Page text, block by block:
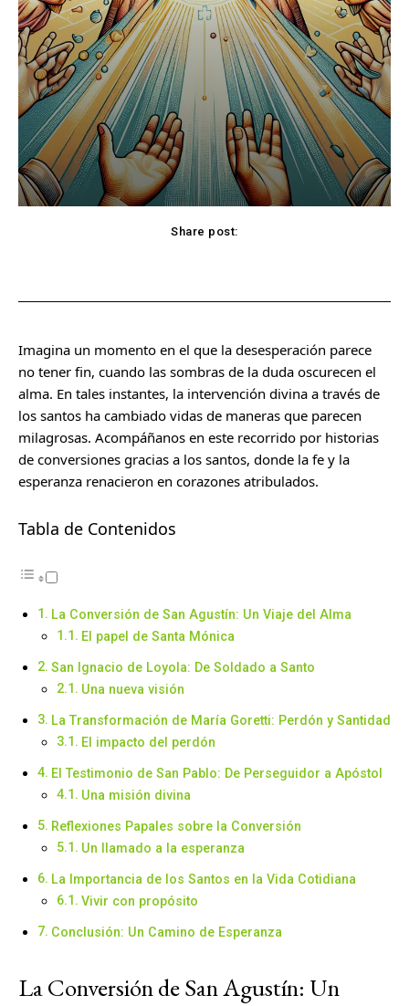
Share post:
Imagina un momento en el que la desesperación parece
no tener fin, cuando las sombras de la duda oscurecen el
alma. En tales instantes, la intervención divina a través de
los santos ha cambiado vidas de maneras que parecen
milagrosas. Acompáñanos en este recorrido por historias
de conversiones gracias a los santos, donde la fe y la
esperanza renacieron en corazones atribulados.
Tabla de Contenidos
La Conversión de San Agustín: Un Viaje del Alma
El papel de Santa Mónica
San Ignacio de Loyola: De Soldado a Santo
Una nueva visión
La Transformación de María Goretti: Perdón y Santidad
El impacto del perdón
El Testimonio de San Pablo: De Perseguidor a Apóstol
Una misión divina
Reflexiones Papales sobre la Conversión
Un llamado a la esperanza
La Importancia de los Santos en la Vida Cotidiana
Vivir con propósito
Conclusión: Un Camino de Esperanza
La Conversión de San Agustín: Un